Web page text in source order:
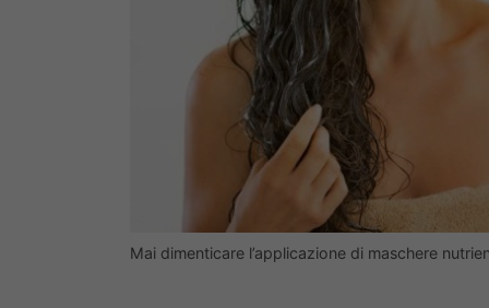
Mai dimenticare l’applicazione di maschere